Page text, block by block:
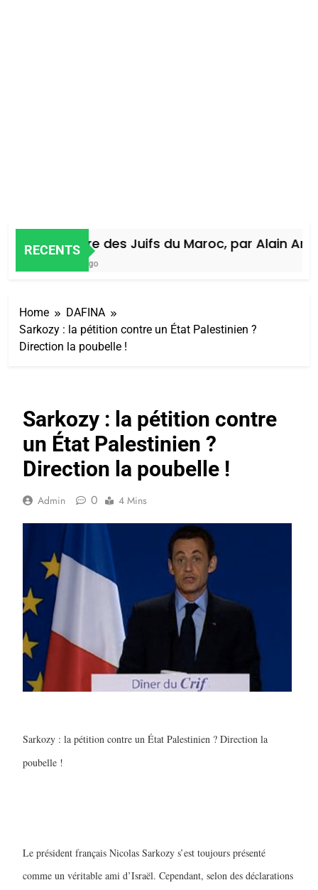
RECENTS
Histoire des Juifs du Maroc, par Alain Amiel
Home
DAFINA
Sarkozy : la pétition contre un État Palestinien ?
Direction la poubelle !
Sarkozy : la pétition contre
un État Palestinien ?
Direction la poubelle !
Admin 0 4 Mins
Sarkozy : la pétition contre un État Palestinien ? Direction la
poubelle !
Le président français Nicolas Sarkozy s’est toujours présenté
comme un véritable ami d’Israël. Cependant, selon des déclarations